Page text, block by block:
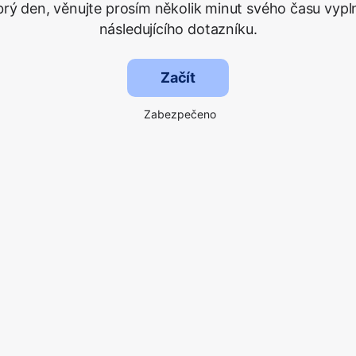
den, věnujte prosím několik minut svého času
následujícího dotazníku.
Začít
Zabezpečeno